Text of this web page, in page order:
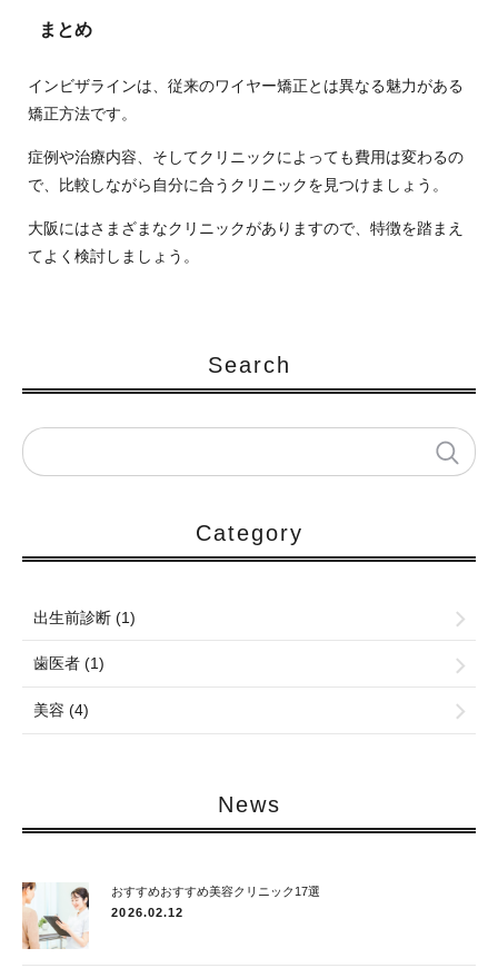
まとめ
インビザラインは、従来のワイヤー矯正とは異なる魅力がある
矯正方法です。
症例や治療内容、そしてクリニックによっても費用は変わるの
で、比較しながら自分に合うクリニックを見つけましょう。
大阪にはさまざまなクリニックがありますので、特徴を踏まえ
てよく検討しましょう。
Search
Category
出生前診断 (1)
歯医者 (1)
美容 (4)
News
おすすめおすすめ美容クリニック17選
2026.02.12